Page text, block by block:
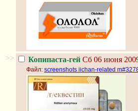
>> Копипаста-гей Сб 06 июня
Файл: screenshots iichan-related